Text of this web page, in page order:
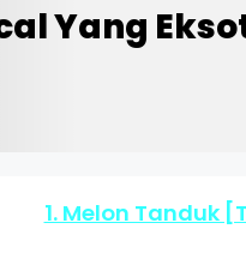
Yang
1. Melon Tanduk